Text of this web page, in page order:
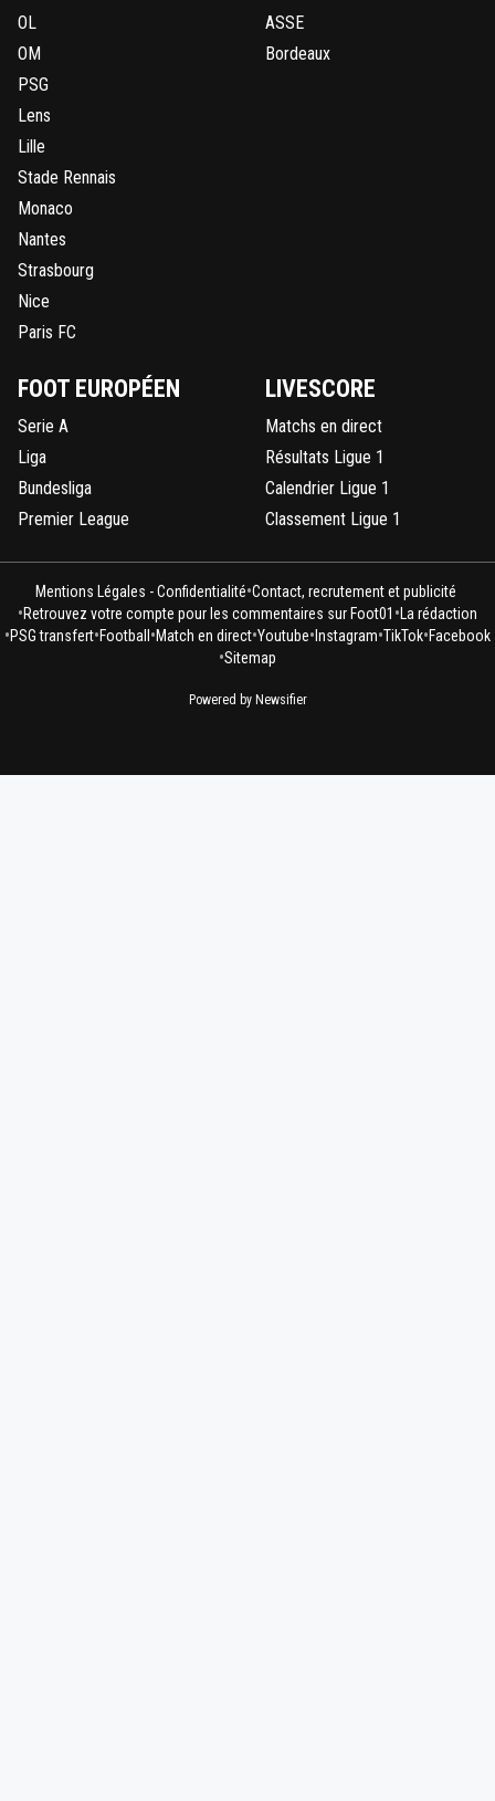
OL
OM
PSG
Lens
Lille
Stade Rennais
Monaco
Nantes
Strasbourg
Nice
Paris FC
ASSE
Bordeaux
FOOT EUROPÉEN
Serie A
Liga
Bundesliga
Premier League
LIVESCORE
Matchs en direct
Résultats Ligue 1
Calendrier Ligue 1
Classement Ligue 1
Mentions Légales - Confidentialité•Contact, recrutement et publicité
•Retrouvez votre compte pour les commentaires sur Foot01 • La rédaction
•PSG transfert•Football •Match en direct•Youtube• Instagram•TikTok•Facebook
•Sitemap
Powered by Newsifier